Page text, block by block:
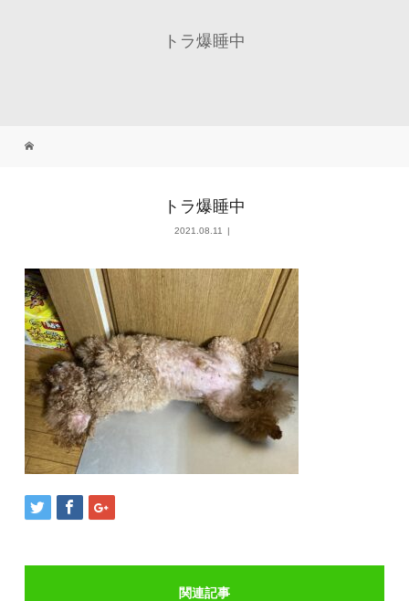
トラ爆睡中
トラ爆睡中
2021.08.11
関連記事